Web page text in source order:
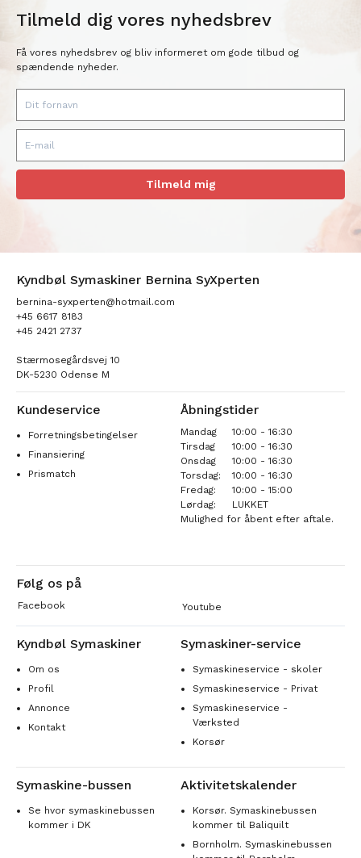
Tilmeld dig vores nyhedsbrev
Få vores nyhedsbrev og bliv informeret om gode tilbud og
spændende nyheder.
Tilmeld mig
Kyndbøl Symaskiner Bernina SyXperten
bernina-syxperten@hotmail.com
+45 6617 8183
+45 2421 2737
Stærmosegårdsvej 10
DK-5230 Odense M
Kundeservice
Forretningsbetingelser
Finansiering
Prismatch
Åbningstider
Mandag
10:00 - 16:30
Tirsdag
10:00 - 16:30
Onsdag
10:00 - 16:30
Torsdag:
10:00 - 16:30
Fredag:
10:00 - 15:00
Lørdag:
LUKKET
Mulighed for åbent efter aftale.
Følg os på
Facebook Youtube
Kyndbøl Symaskiner
Om os
Profil
Annonce
Kontakt
Symaskiner-service
Symaskineservice - skoler
Symaskineservice - Privat
Symaskineservice -
Værksted
Korsør
Symaskine-bussen
Se hvor symaskinebussen
kommer i DK
Aktivitetskalender
Korsør. Symaskinebussen
kommer til Baliquilt
Bornholm. Symaskinebussen